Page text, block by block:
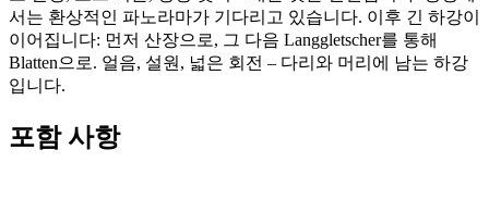
서는 환상적인 파노라마가 기다리고 있습니다. 이후 긴 하강이
이어집니다: 먼저 산장으로, 그 다음 Langgletscher를 통해
Blatten으로. 얼음, 설원, 넓은 회전 – 다리와 머리에 남는 하강
입니다.
포함 사항